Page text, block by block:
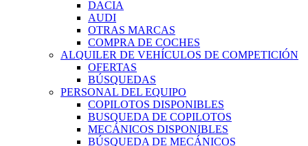
DACIA
AUDI
OTRAS MARCAS
COMPRA DE COCHES
ALQUILER DE VEHÍCULOS DE COMPETICIÓN
OFERTAS
BÚSQUEDAS
PERSONAL DEL EQUIPO
COPILOTOS DISPONIBLES
BUSQUEDA DE COPILOTOS
MECÁNICOS DISPONIBLES
BÚSQUEDA DE MECÁNICOS